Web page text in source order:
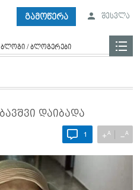
გამოწერა შესვლა
ბლოგი / ბლოგერები
დაიბადა
1 +A −A